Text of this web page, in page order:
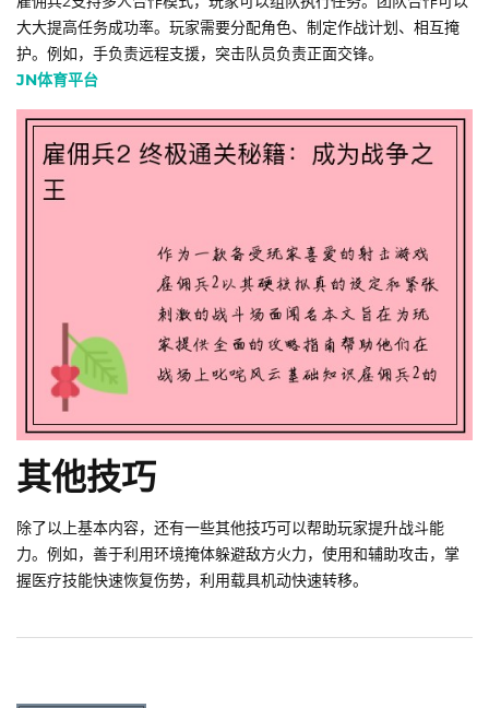
大大提高任务成功率。玩家需要分配角色、制定作战计划、相互掩
护。例如，手负责远程支援，突击队员负责正面交锋。
JN体育平台
其他技巧
除了以上基本内容，还有一些其他技巧可以帮助玩家提升战斗能
力。例如，善于利用环境掩体躲避敌方火力，使用和辅助攻击，掌
握医疗技能快速恢复伤势，利用载具机动快速转移。